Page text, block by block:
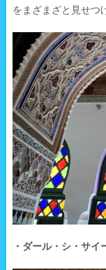
をまざまざと見せつ
・ダール・シ・サイ